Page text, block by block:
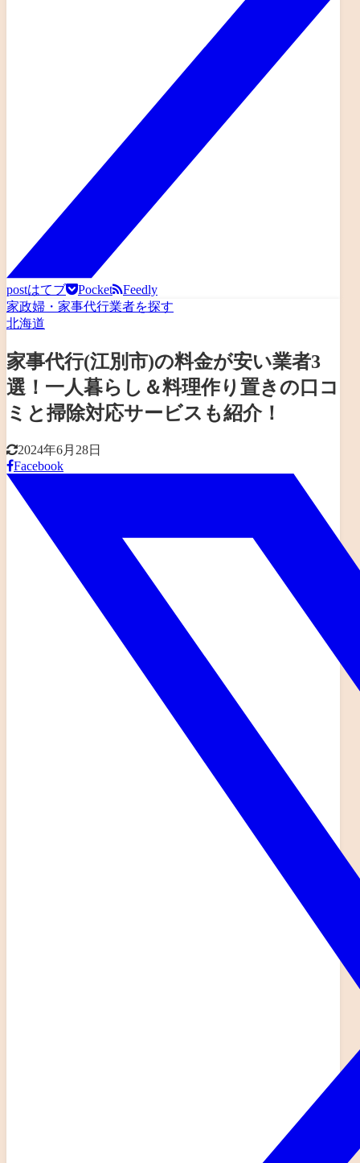
postはてブ Pocket
Feedly
家政婦・家事代行業者を探す
北海道
家事代行(江別市)の料金が安い業者3
選！一人暮らし＆料理作り置きの口コ
ミと掃除対応サービスも紹介！
2024年6月28日
Facebook